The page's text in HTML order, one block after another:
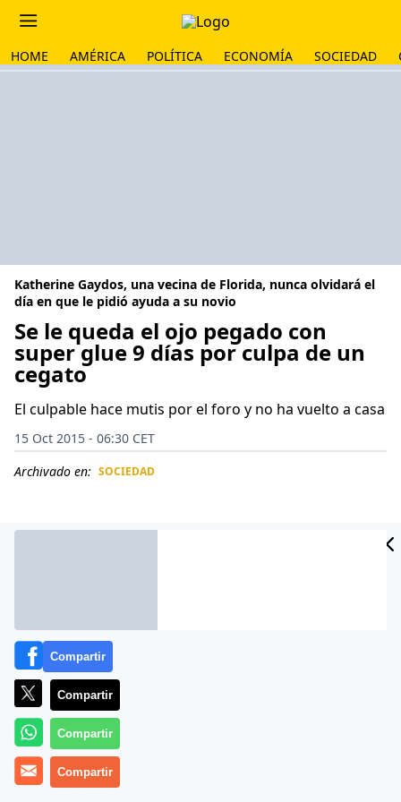
HOME AMÉRICA POLÍTICA ECONOMÍA SOCIEDAD
Katherine Gaydos, una vecina de Florida, nunca olvidará el
día en que le pidió ayuda a su novio
Se le queda el ojo pegado con
super glue 9 días por culpa de un
cegato
El culpable hace mutis por el foro y no ha vuelto a casa
15 Oct 2015 - 06:30 CET
Archivado en: SOCIEDAD
O Katherine Gaydos tiene un novio con muy mala uva
o, simplemente, es medio lelo. Y es que por su culpa se
Compartir
Compartir
Compartir
Compartir